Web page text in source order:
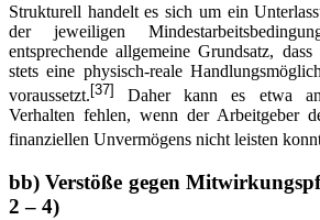
Strukturell handelt es sich um ein
der jeweiligen
entsprechende allgemeine Grundsatz,
stets eine physisch-reale
voraussetzt.[37]
Daher kann es etwa
Verhalten fehlen, wenn der Arbeitgeber
finanziellen Unvermögens nicht leisten
bb) Verstöße gegen
2 – 4)